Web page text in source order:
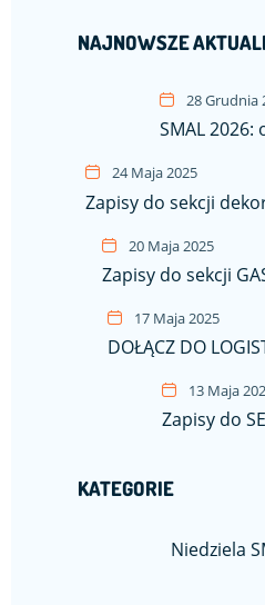
NAJNOWSZE
28 Grudnia
SMAL 2026:
24 Maja 2025
Zapisy do sekcji
20 Maja 2025
Zapisy do sekcji
17 Maja 2025
DOŁĄCZ DO
13 Maja
Zapisy do
KATEGORIE
Niedziela